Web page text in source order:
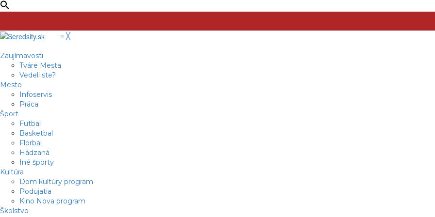
≡ ╳
Zaujímavosti
Tváre Mesta
Vedeli ste?
Mesto
Infoservis
Práca
Šport
Futbal
Basketbal
Florbal
Hádzaná
Iné športy
Kultúra
Dom kultúry program
Podujatia
Kino Nova program
Školstvo